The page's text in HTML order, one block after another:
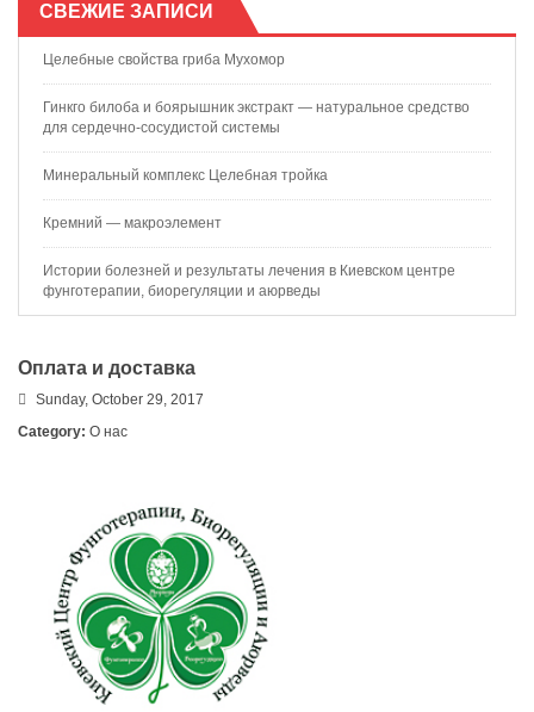
СВЕЖИЕ ЗАПИСИ
Целебные свойства гриба Мухомор
Гинкго билоба и боярышник экстракт — натуральное средство
для сердечно-сосудистой системы
Минеральный комплекс Целебная тройка
Кремний — макроэлемент
Истории болезней и результаты лечения в Киевском центре
фунготерапии, биорегуляции и аюрведы
Оплата и доставка
Sunday, October 29, 2017
Category: О нас